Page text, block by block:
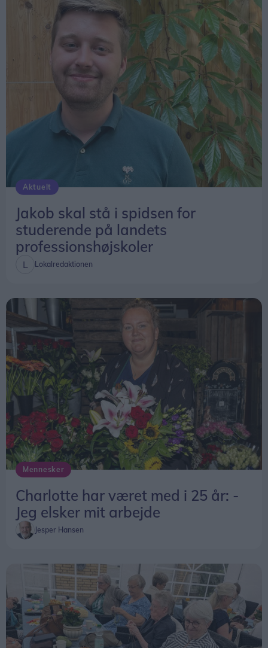
- Jammerbugt og resten af Udkantsdanmark er
noget helt særligt. Hvis vi skal fastholde et levende
lokalsamfund, er vi nødt til at sikre stærke lokale
uddannelser og udviklingsmuligheder. Det er
afgørende, både for at flere unge bliver i området,
og for at flere får lyst til at flytte hertil, siger Jakob
Sønderhaven.
Aktuelt
Jakob skal stå i spidsen for
studerende på landets
professionshøjskoler
Lokalredaktionen
Mennesker
Charlotte har været med i 25 år: -
Jeg elsker mit arbejde
Jesper Hansen